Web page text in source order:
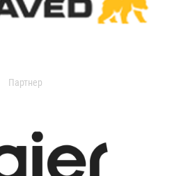
Партнер